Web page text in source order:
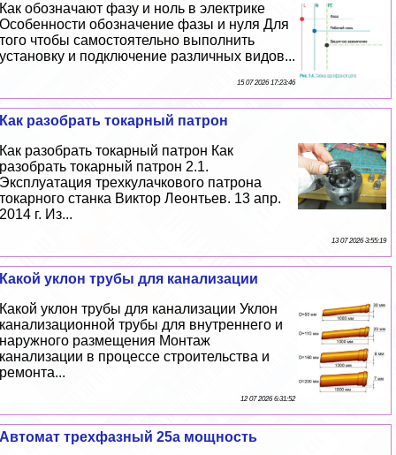
Как обозначают фазу и ноль в электрике
Особенности обозначение фазы и нуля Для
того чтобы самостоятельно выполнить
установку и подключение различных видов...
15 07 2026 17:23:46
Как разобрать токарный патрон
Как разобрать токарный патрон Как
разобрать токарный патрон 2.1.
Эксплуатация трехкулачкового патрона
токарного станка Виктор Леонтьев. 13 апр.
2014 г. Из...
13 07 2026 3:55:19
Какой уклон трубы для канализации
Какой уклон трубы для канализации Уклон
канализационной трубы для внутреннего и
наружного размещения Монтаж
канализации в процессе строительства и
ремонта...
12 07 2026 6:31:52
Автомат трехфазный 25а мощность